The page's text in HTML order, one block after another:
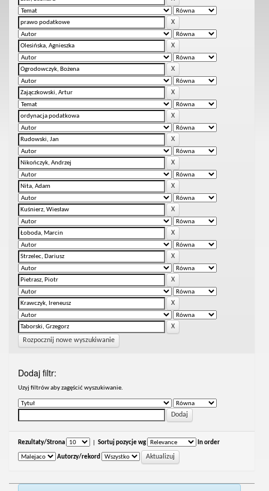
Rozpocznij nowe wyszukiwanie
Dodaj filtr:
Uzyj filtrów aby zagęścić wyszukiwanie.
Rezultaty/Strona Sortuj pozycje wg In order
Autorzy/rekord